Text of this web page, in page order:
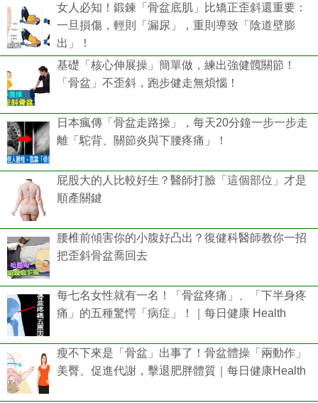
女人必知！鍛鍊「骨盆底肌」比矯正歪斜還重要：
一旦損傷，輕則「漏尿」，重則導致「陰道壁膨
出」！
基礎「核心伸展操」簡單做，練出強健髖關節！
「骨盆」不歪斜，跑步健走無煩惱！
日本瘋傳「骨盆走路操」，每天20分鐘一步一步走
離「駝背、關節炎與下腰疼痛」！
屁股大的人比較好生？醫師打臉「這個部位」才是
順產關鍵
腰椎前傾害你的小腹好凸出？復健科醫師教你一招
把歪斜骨盆喬回去
每七名女性就有一名！「骨盆疼痛」、「下半身疼
痛」的五種驚愕「病症」！｜每日健康 Health
瘦不下來是「骨盆」出事了！骨盆體操「兩動作」
美臀、促進代謝，擊退肥胖體質｜每日健康Health